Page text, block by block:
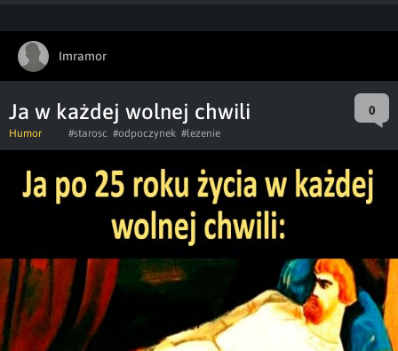
Imramor
Ja w każdej wolnej chwili 0
Humor #starosc #odpoczynek #lezenie